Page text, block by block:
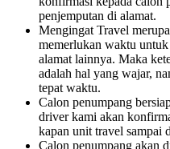
penjemputan di alamat.
Mengingat Travel
memerlukan waktu
alamat lainnya. Maka
adalah hal yang wajar,
tepat waktu.
Calon penumpang
driver kami akan
kapan unit travel sampai
Calon penumpang akan